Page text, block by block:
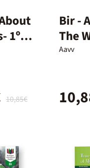
1º
10,85€
Bir -
The
Aavv